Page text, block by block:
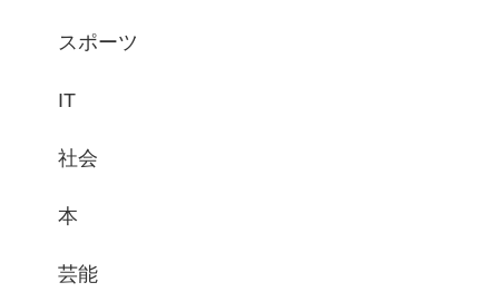
スポーツ
IT
社会
本
芸能